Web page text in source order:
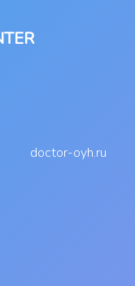
doctor-oyh.ru